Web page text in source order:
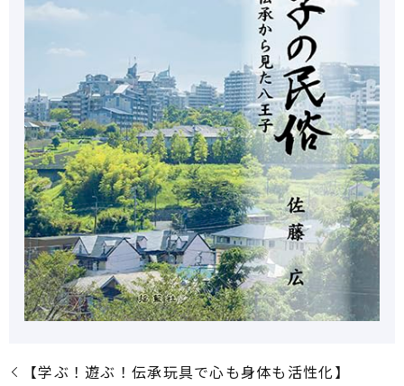
【学ぶ！遊ぶ！伝承玩具で心も身体も活性化】